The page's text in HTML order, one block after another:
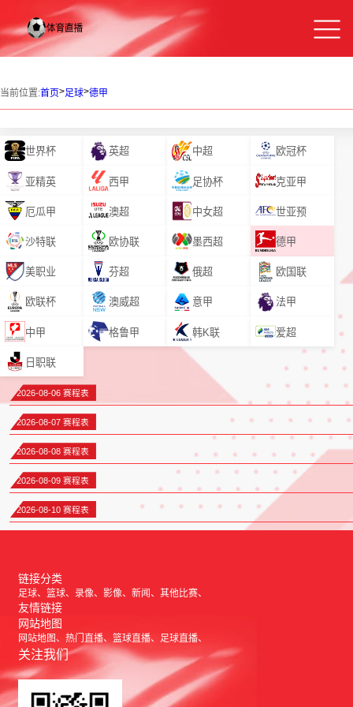
当前位置:首页>足球>德甲
世界杯 英超 中超 欧冠杯
亚精英 西甲 足协杯 克亚甲
厄瓜甲 澳超 中女超 世亚预
沙特联 欧协联 墨西超 德甲
美职业 芬超 俄超 欧国联
欧联杯 澳威超 意甲 法甲
中甲 格鲁甲 韩K联 爱超
日职联
2026-08-06 赛程表
2026-08-07 赛程表
2026-08-08 赛程表
2026-08-09 赛程表
2026-08-10 赛程表
链接分类
足球 篮球 录像 影像 新闻 其他比赛
友情链接
网站地图
网站地图 热门直播 篮球直播 足球直播
关注我们